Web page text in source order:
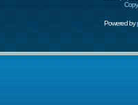
Powered by